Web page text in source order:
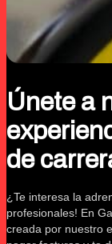
Únete a
de
¿Te interesa la
profesionales! En
creada por nuestro